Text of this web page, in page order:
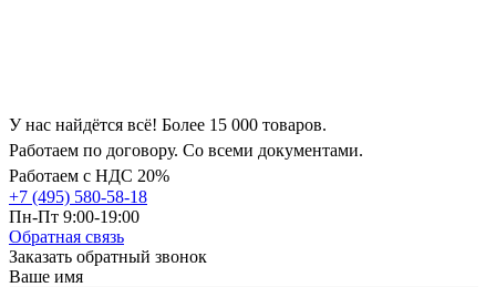
У нас найдётся всё! Более 15 000 товаров.
Работаем по договору. Со всеми документами.
Работаем с НДС 20%
+7 (495) 580-58-18
Пн-Пт 9:00-19:00
Обратная связь
Заказать обратный звонок
Ваше имя